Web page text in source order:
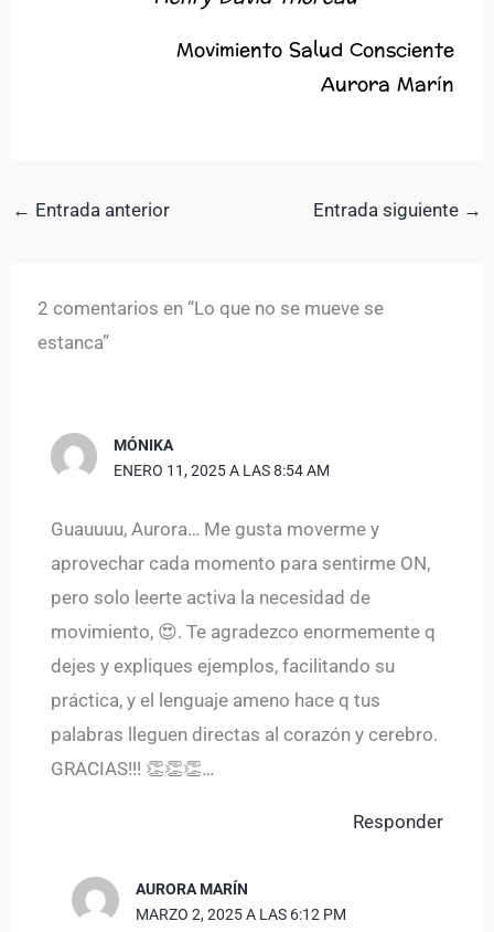
Movimiento Salud Consciente
Aurora Marín
← Entrada anterior Entrada siguiente →
2 comentarios en “Lo que no se mueve se
estanca”
MÓNIKA
ENERO 11, 2025 A LAS 8:54 AM
Guauuuu, Aurora… Me gusta moverme y
aprovechar cada momento para sentirme ON,
pero solo leerte activa la necesidad de
movimiento, 😍. Te agradezco enormemente q
dejes y expliques ejemplos, facilitando su
práctica, y el lenguaje ameno hace q tus
palabras lleguen directas al corazón y cerebro.
GRACIAS!!! 👏👏👏…
Responder
AURORA MARÍN
MARZO 2, 2025 A LAS 6:12 PM